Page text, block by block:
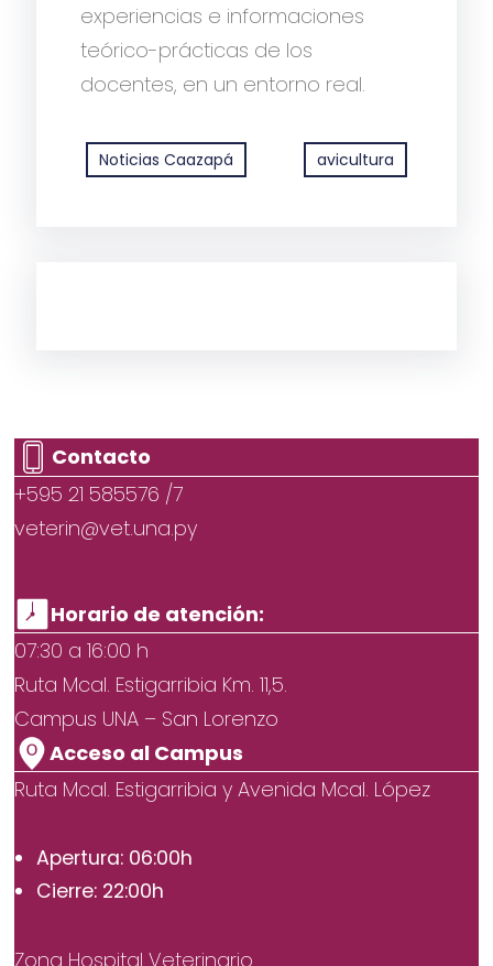
experiencias e informaciones
teórico-prácticas de los
docentes, en un entorno real.
Noticias Caazapá avicultura
Contacto
+595 21 585576 /7
veterin@vet.una.py
Horario de atención:
07:30 a 16:00 h
Ruta Mcal. Estigarribia Km. 11,5.
Campus UNA – San Lorenzo
Acceso al Campus
Ruta Mcal. Estigarribia y Avenida Mcal. López
Apertura: 06:00h
Cierre: 22:00h
Zona Hospital Veterinario